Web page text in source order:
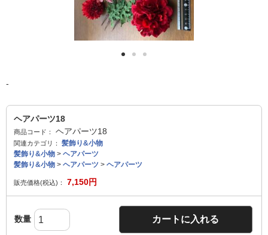
-
ヘアパーツ18
商品コード： ヘアパーツ18
関連カテゴリ：
髪飾り&小物
髪飾り&小物 > ヘアパーツ
髪飾り&小物 > ヘアパーツ > ヘアパーツ
販売価格(税込)： 7,150円
数量 カートに入れる